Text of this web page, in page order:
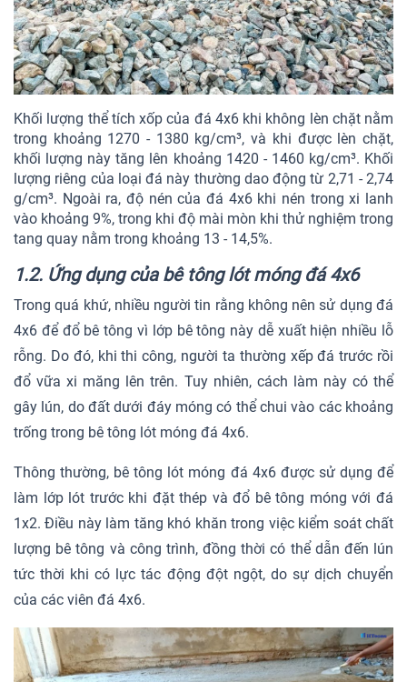
Khối lượng thể tích xốp của đá 4x6 khi không lèn chặt nằm
trong khoảng 1270 - 1380 kg/cm³, và khi được lèn chặt,
khối lượng này tăng lên khoảng 1420 - 1460 kg/cm³. Khối
lượng riêng của loại đá này thường dao động từ 2,71 - 2,74
g/cm³. Ngoài ra, độ nén của đá 4x6 khi nén trong xi lanh
vào khoảng 9%, trong khi độ mài mòn khi thử nghiệm trong
tang quay nằm trong khoảng 13 - 14,5%.
1.2. Ứng dụng của bê tông lót móng đá 4x6
Trong quá khứ, nhiều người tin rằng không nên sử dụng đá
4x6 để đổ bê tông vì lớp bê tông này dễ xuất hiện nhiều lỗ
rỗng. Do đó, khi thi công, người ta thường xếp đá trước rồi
đổ vữa xi măng lên trên. Tuy nhiên, cách làm này có thể
gây lún, do đất dưới đáy móng có thể chui vào các khoảng
trống trong bê tông lót móng đá 4x6.
Thông thường, bê tông lót móng đá 4x6 được sử dụng để
làm lớp lót trước khi đặt thép và đổ bê tông móng với đá
1x2. Điều này làm tăng khó khăn trong việc kiểm soát chất
lượng bê tông và công trình, đồng thời có thể dẫn đến lún
tức thời khi có lực tác động đột ngột, do sự dịch chuyển
của các viên đá 4x6.